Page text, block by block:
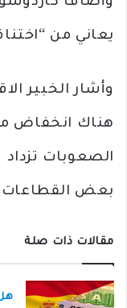
يعاني من
وأشار الخبير
هناك انخفاض
الصعوبات
بعض
مقالات ذات صلة